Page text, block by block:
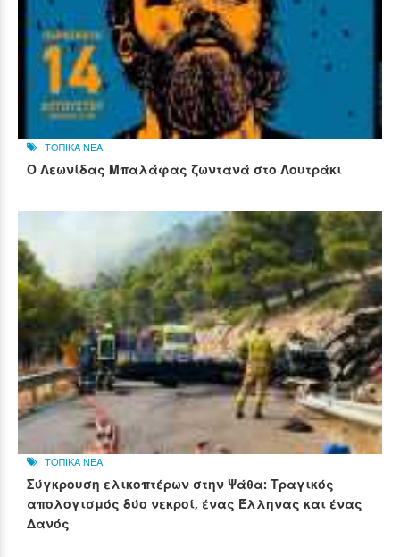
ΤΟΠΙΚΑ ΝΕΑ
Ο Λεωνίδας Μπαλάφας ζωντανά στο Λουτράκι
ΤΟΠΙΚΑ ΝΕΑ
Σύγκρουση ελικοπτέρων στην Ψάθα: Τραγικός
απολογισμός δύο νεκροί, ένας Έλληνας και ένας
Δανός